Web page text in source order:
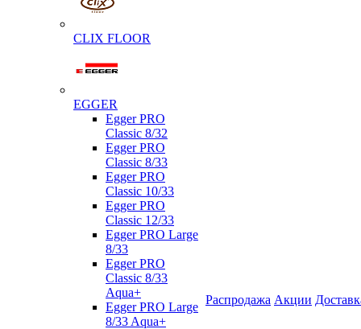
CLIX FLOOR
EGGER
Egger PRO
Classic 8/32
Egger PRO
Classic 8/33
Egger PRO
Classic 10/33
Egger PRO
Classic 12/33
Egger PRO Large
8/33
Egger PRO
Classic 8/33
Aqua+
Egger PRO Large
8/33 Aqua+
Распродажа Акции